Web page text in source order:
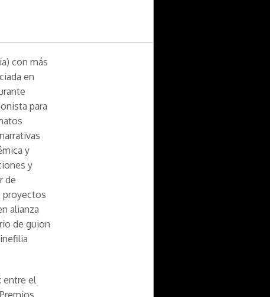
con más
en
para
y
y
de
proyectos
alianza
de guion
entre el